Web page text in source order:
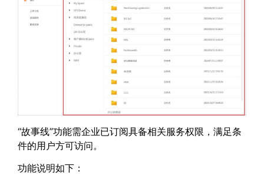
“故事线”功能需企业已订阅具备相关服务权限，满足条
件的用户方可访问。
功能说明如下：